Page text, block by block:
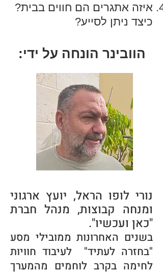
איזה אתגרים הם חווים בבית?
כיצד ניתן לסייע?
הוובינר הונחה על ידי:
נורי לופו הראל, יועץ ארגוני
ומנחה קבוצות, מנהל חברת
"כאן ועכשיו".
בשנים האחרונות ממובילי מסע
"בחזרה לעתיד" לעיבוד חוויות
לחימה בקרב לוחמים מהמערך